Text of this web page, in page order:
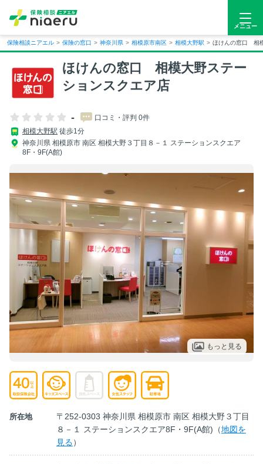
メニュー
保険相談ニアエル > 保険の窓口 > 神奈川県 > 相模原市南区 > 相模大野駅 > ほけんの窓口 相
ほけんの窓口 相模大野ステー
ションスクエア店
-
口コミ・評判 0件
相模大野駅 徒歩1分
神奈川県 相模原市 南区 相模大野３丁目８－１ ステーションスクエア
8F・9F(A館)
もっと見る
所在地
〒252-0303 神奈川県 相模原市 南区 相模大野３丁目
８－１ ステーションスクエア8F・9F(A館)（地図を
見る）